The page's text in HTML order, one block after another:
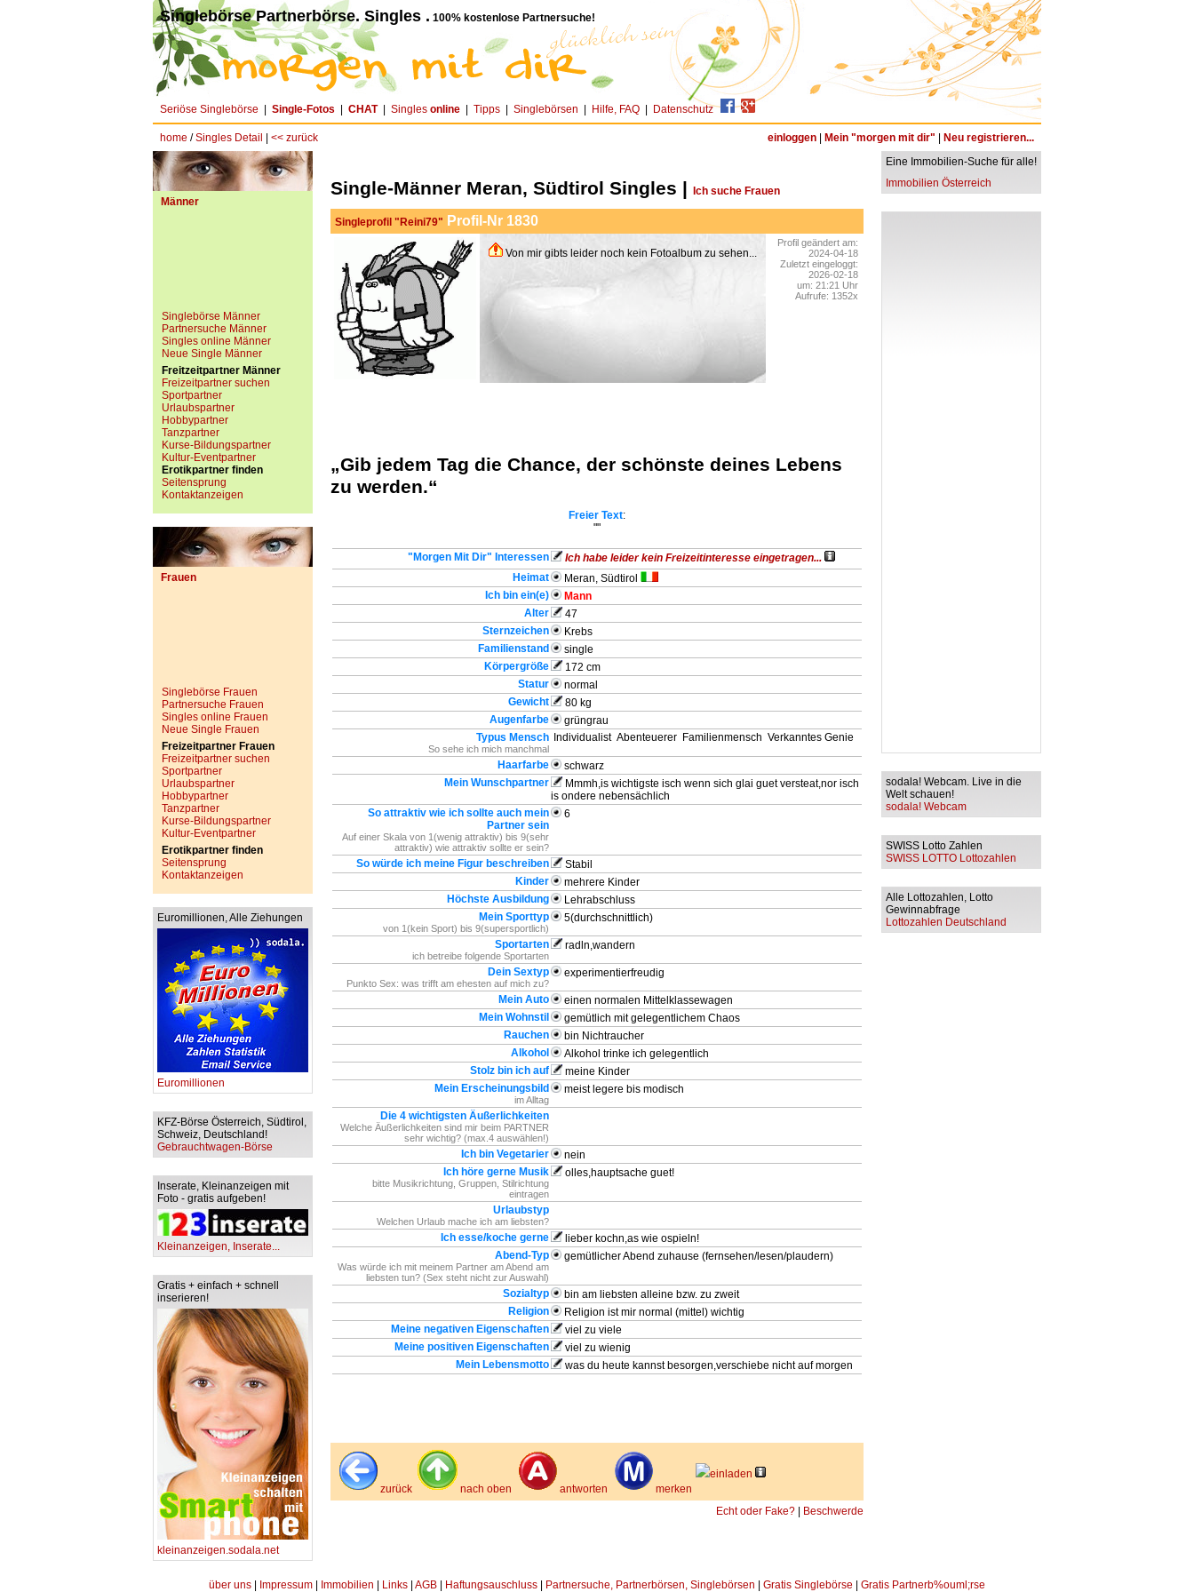
Singlebörse Partnerbörse. Singles . 100% kostenlose Partnersuche!
Seriöse Singlebörse Single-Fotos CHAT| Singles online Tipps Singlebörsen Hilfe, FAQ Datenschutz
home /Singles Detail << zurück einloggen Mein "morgen mit dir" Neu registrieren...
Männer
Singlebörse Männer
Partnersuche Männer
Singles online Männer
Neue Single Männer
Freitzeitpartner Männer
Freizeitpartner suchen
Sportpartner
Urlaubspartner
Hobbypartner
Tanzpartner
Kurse-Bildungspartner
Kultur-Eventpartner
Erotikpartner finden
Seitensprung
Kontaktanzeigen
Frauen
Singlebörse Frauen
Partnersuche Frauen
Singles online Frauen
Neue Single Frauen
Freizeitpartner Frauen
Freizeitpartner suchen
Sportpartner
Urlaubspartner
Hobbypartner
Tanzpartner
Kurse-Bildungspartner
Kultur-Eventpartner
Erotikpartner finden
Seitensprung
Kontaktanzeigen
Euromillionen, Alle Ziehungen
Euromillionen
KFZ-Börse Österreich, Südtirol,
Schweiz, Deutschland!
Gebrauchtwagen-Börse
Inserate, Kleinanzeigen mit
Foto - gratis aufgeben!
Kleinanzeigen, Inserate...
Gratis + einfach + schnell
inserieren!
kleinanzeigen.sodala.net
Single-Männer Meran, Südtirol Singles | Ich suche Frauen
Singleprofil "Reini79" Profil-Nr 1830
Von mir gibts leider noch kein Fotoalbum zu sehen...
Profil geändert am:
2024-04-18
Zuletzt eingeloggt:
2026-02-18
um: 21:21 Uhr
Aufrufe: 1352x
„Gib jedem Tag die Chance, der schönste deines Lebens
zu werden.“
Freier Text:
""
"Morgen Mit Dir" Interessen
Ich habe leider kein Freizeitinteresse eingetragen...
Heimat
Meran, Südtirol
Ich bin ein(e)
Mann
Alter
47
Sternzeichen
Krebs
Familienstand
single
Körpergröße
172 cm
Statur
normal
Gewicht
80 kg
Augenfarbe
grüngrau
Typus Mensch
So sehe ich mich manchmal
Individualist Abenteuerer Familienmensch Verkanntes Genie
Haarfarbe
schwarz
Mein Wunschpartner
Mmmh,is wichtigste isch wenn sich glai guet versteat,nor isch
is ondere nebensächlich
So attraktiv wie ich sollte auch mein
Partner sein
Auf einer Skala von 1(wenig attraktiv) bis 9(sehr
attraktiv) wie attraktiv sollte er sein?
6
So würde ich meine Figur beschreiben
Stabil
Kinder
mehrere Kinder
Höchste Ausbildung
Lehrabschluss
Mein Sporttyp
von 1(kein Sport) bis 9(supersportlich)
5(durchschnittlich)
Sportarten
ich betreibe folgende Sportarten
radln,wandern
Dein Sextyp
Punkto Sex: was trifft am ehesten auf mich zu?
experimentierfreudig
Mein Auto
einen normalen Mittelklassewagen
Mein Wohnstil
gemütlich mit gelegentlichem Chaos
Rauchen
bin Nichtraucher
Alkohol
Alkohol trinke ich gelegentlich
Stolz bin ich auf
meine Kinder
Mein Erscheinungsbild
im Alltag
meist legere bis modisch
Die 4 wichtigsten Äußerlichkeiten
Welche Äußerlichkeiten sind mir beim PARTNER
sehr wichtig? (max.4 auswählen!)
Ich bin Vegetarier
nein
Ich höre gerne Musik
bitte Musikrichtung, Gruppen, Stilrichtung
eintragen
olles,hauptsache guet!
Urlaubstyp
Welchen Urlaub mache ich am liebsten?
Ich esse/koche gerne
lieber kochn,as wie ospieln!
Abend-Typ
Was würde ich mit meinem Partner am Abend am
liebsten tun? (Sex steht nicht zur Auswahl)
gemütlicher Abend zuhause (fernsehen/lesen/plaudern)
Sozialtyp
bin am liebsten alleine bzw. zu zweit
Religion
Religion ist mir normal (mittel) wichtig
Meine negativen Eigenschaften
viel zu viele
Meine positiven Eigenschaften
viel zu wienig
Mein Lebensmotto
was du heute kannst besorgen,verschiebe nicht auf morgen
zurück nach oben antworten merken
einladen
Echt oder Fake? Beschwerde
Eine Immobilien-Suche für alle!
Immobilien Österreich
sodala! Webcam. Live in die
Welt schauen!
sodala! Webcam
SWISS Lotto Zahlen
SWISS LOTTO Lottozahlen
Alle Lottozahlen, Lotto
Gewinnabfrage
Lottozahlen Deutschland
über uns Impressum Immobilien Links AGB Haftungsauschluss Partnersuche, Partnerbörsen, Singlebörsen Gratis Singlebörse Gratis Partnerb%ouml;rse